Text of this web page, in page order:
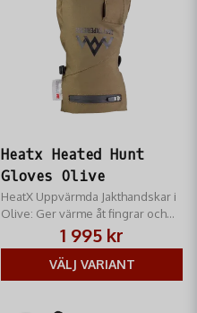
Heatx Heated Hunt
Gloves Olive
HeatX Uppvärmda Jakthandskar i
Olive: Ger värme åt fingrar och
handrygg. Uppladdningsbara och
designade för jakt. Slitstarka och
praktiska.
1 995 kr
VÄLJ VARIANT